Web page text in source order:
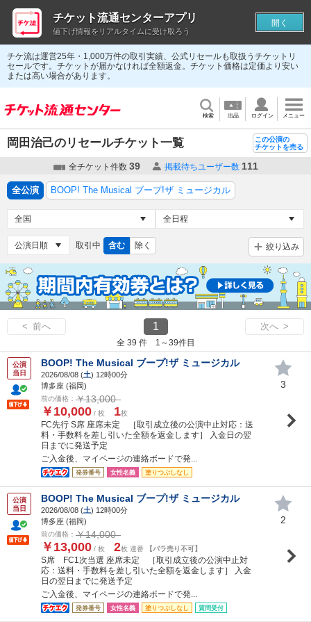
チケ流は運営25年・1,000万件の取引実績、公式リセールも取扱うチケットリ
セールです。チケットが届かなければ全額返金。チケット価格は定価より安い
または高い場合があります。
検索 出品 ログイン メニュー
岡田治己のリセールチケット一覧
この公演の
チケットを売る
全チケット件数 39 掲載待ちユーザー数 111
全公演 BOOP! The Musical ブープ!ザ ミュージカル
取引中 含む 除く 絞り込み
< 前へ 1 次へ >
全 39 件 1～39件目
公演
当日
BOOP! The Musical ブープ!ザ ミュージカル
2026/08/08 (土) 12時00分
博多座 (福岡)
前の価格： ￥13,000
￥10,000 / 枚 1枚
FC先行 S席 座席未定 ［取引成立後の公演中止対応：送
料・手数料を差し引いた全額を返金します］ 入金日の翌
日までに発送予定
ご入金後、マイページの連絡ボードで発...
発券番号 女性名義 塗りつぶしなし
3
公演
当日
BOOP! The Musical ブープ!ザ ミュージカル
2026/08/08 (土) 12時00分
博多座 (福岡)
前の価格： ￥14,000
￥13,000 / 枚 2枚 連番 【バラ売り不可】
S席 FC1次当選 座席未定 ［取引成立後の公演中止対
応：送料・手数料を差し引いた全額を返金します］ 入金
日の翌日までに発送予定
ご入金後、マイページの連絡ボードで発...
発券番号 女性名義 塗りつぶしなし 質問受付
2
チケット流通センターアプリ
値下げ情報をリアルタイムに受け取ろう
開く